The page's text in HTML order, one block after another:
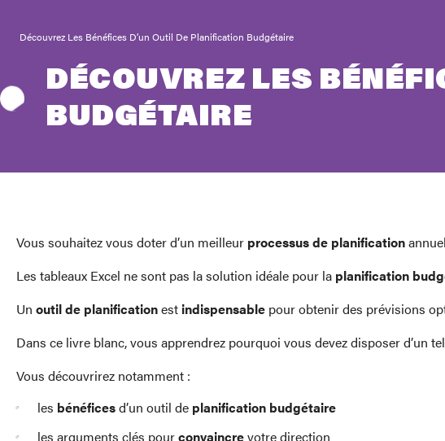
Découvrez Les Bénéfices D’un Outil De Planification Budgétaire
DÉCOUVREZ LES
BUDGÉTAIRE
Vous souhaitez vous doter d’un meilleur processus de planification
Les tableaux Excel ne sont pas la solution idéale pour la planification
Un outil de planificationest indispensable pour obtenir des prévisions
Dans ce livre blanc, vous apprendrez pourquoi vous devez disposer d’un
Vous découvrirez notamment :
les bénéficesd’un outil de planification budgétaire
les arguments clés pourconvaincrevotre direction